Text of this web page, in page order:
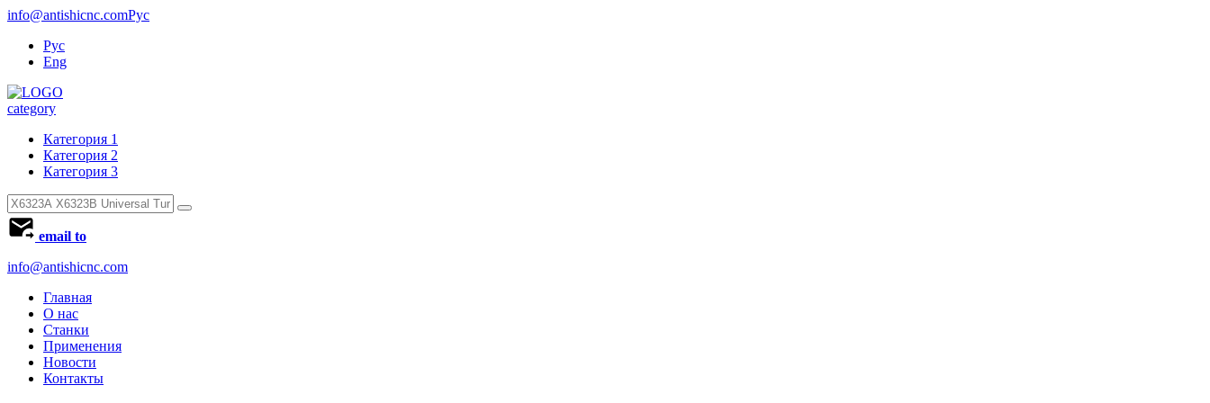
info@antishicnc.comРус
Рус
Eng
category
Категория 1
Категория 2
Категория 3
email to
info@antishicnc.com
Главная
О нас
Станки
Применения
Новости
Контакты